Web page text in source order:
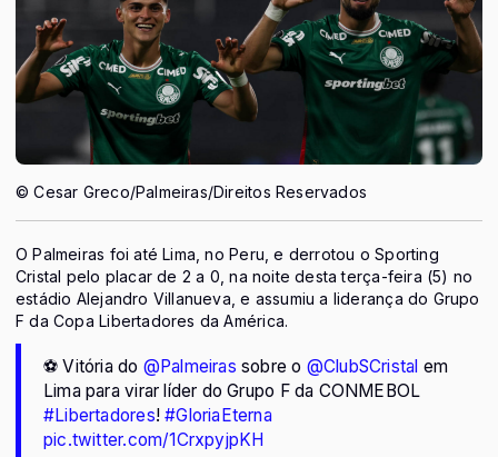
© Cesar Greco/Palmeiras/Direitos Reservados
O Palmeiras foi até Lima, no Peru, e derrotou o Sporting
Cristal pelo placar de 2 a 0, na noite desta terça-feira (5) no
estádio Alejandro Villanueva, e assumiu a liderança do Grupo
F da Copa Libertadores da América.
⚽ Vitória do @Palmeiras sobre o @ClubSCristal em
Lima para virar líder do Grupo F da CONMEBOL
#Libertadores!#GloriaEterna
pic.twitter.com/1CrxpyjpKH